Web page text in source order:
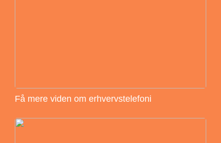
Få mere viden om erhvervstelefoni